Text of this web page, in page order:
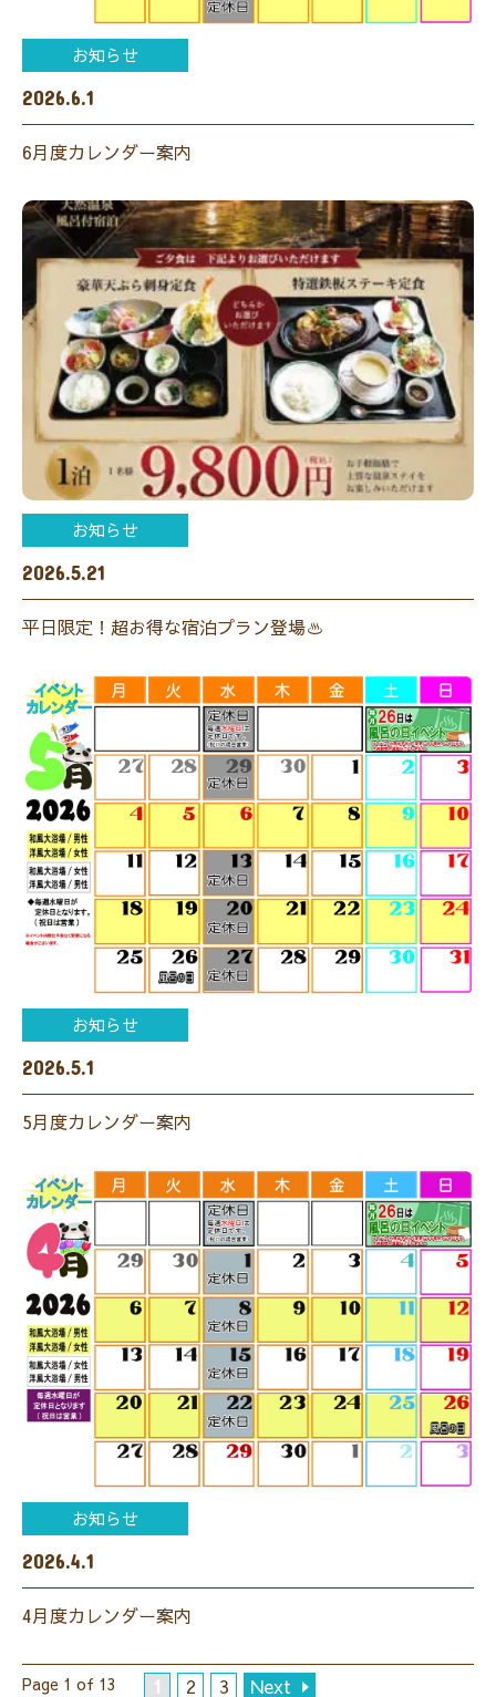
お知らせ
2026.6.1
6月度カレンダー案内
お知らせ
2026.5.21
平日限定！超お得な宿泊プラン登場♨
お知らせ
2026.5.1
5月度カレンダー案内
お知らせ
2026.4.1
4月度カレンダー案内
Page 1 of 13 1 2 3 Next